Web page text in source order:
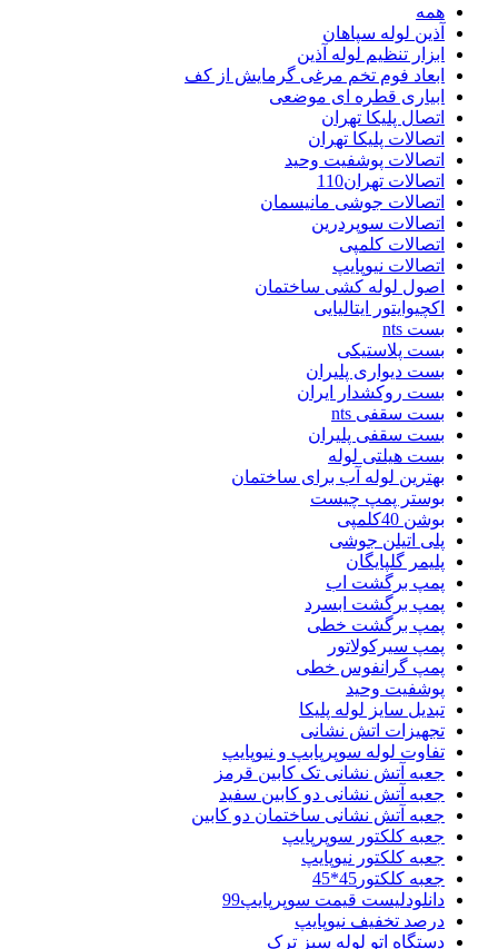
همه
آذین لوله سپاهان
ابزار تنظیم لوله آذین
ابعاد فوم تخم مرغی گرمایش از کف
ابیاری قطره ای موضعی
اتصال پلیکا تهران
اتصالات پلیکا تهران
اتصالات پوشفیت وحید
اتصالات تهران110
اتصالات جوشی مانیسمان
اتصالات سوپردرین
اتصالات کلمپی
اتصالات نیوپایپ
اصول لوله کشی ساختمان
اکچیوایتور ایتالیایی
بست nts
بست پلاستیکی
بست دیواری پلیران
بست روکشدار ایران
بست سقفی nts
بست سقفی پلیران
بست هیلتی لوله
بهترین لوله آب برای ساختمان
بوستر پمپ چیست
بوشن 40کلمپی
پلی اتیلن جوشی
پلیمر گلپایگان
پمپ برگشت اب
پمپ برگشت ابسرد
پمپ برگشت خطی
پمپ سیرکولاتور
پمپ گرانفوس خطی
پوشفیت وحید
تبدیل سایز لوله پلیکا
تجهیزات اتش نشانی
تفاوت لوله سوپرپابپ و نیوپایپ
جعبه آتش نشانی تک کابین قرمز
جعبه آتش نشانی دو کابین سفید
جعبه آتش نشانی ساختمان دو کابین
جعبه کلکتور سوپرپایپ
جعبه کلکتور نیوپایپ
جعبه کلکتور45*45
دانلودلیست قیمت سوپرپایپ99
درصد تخفیف نیوپایپ
دستگاه اتو لوله سبز ترک